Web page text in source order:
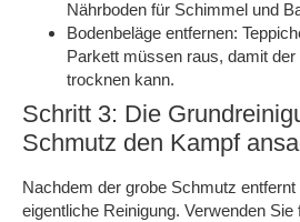
Nährboden für Schimmel und
Bodenbeläge entfernen:
Parkett müssen raus, damit
trocknen kann.
Schritt 3: Die
Schmutz den Kampf
Nachdem der grobe Schmutz entfernt
eigentliche Reinigung. Verwenden